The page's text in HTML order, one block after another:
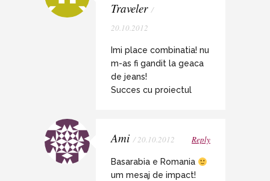
Traveler /
20.10.2012
Imi place combinatia! nu
m-as fi gandit la geaca
de jeans!
Succes cu proiectul
Ami / 20.10.2012 Reply
Basarabia e Romania
um mesaj de impact!